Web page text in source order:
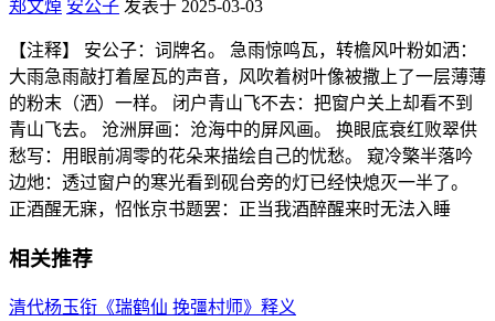
郑文焯 安公子 发表于 2025-03-03
【注释】 安公子：词牌名。 急雨惊鸣瓦，转檐风叶粉如洒：
大雨急雨敲打着屋瓦的声音，风吹着树叶像被撒上了一层薄薄
的粉末（洒）一样。 闭户青山飞不去：把窗户关上却看不到
青山飞去。 沧洲屏画：沧海中的屏风画。 换眼底衰红败翠供
愁写：用眼前凋零的花朵来描绘自己的忧愁。 窥冷檠半落吟
边灺：透过窗户的寒光看到砚台旁的灯已经快熄灭一半了。
正酒醒无寐，怊怅京书题罢：正当我酒醉醒来时无法入睡
相关推荐
清代杨玉衔《瑞鹤仙 挽彊村师》释义